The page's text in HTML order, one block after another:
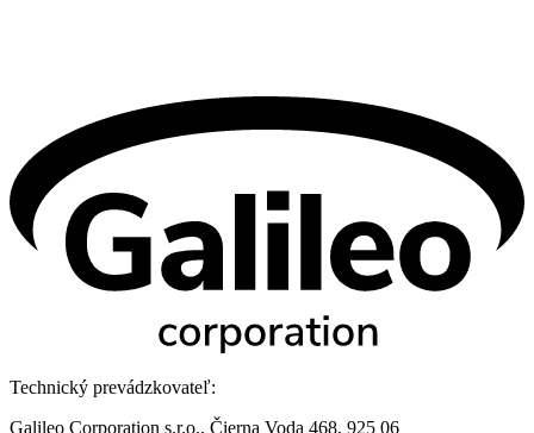
Technický prevádzkovateľ:
Galileo Corporation s.r.o., Čierna Voda 468, 925 06